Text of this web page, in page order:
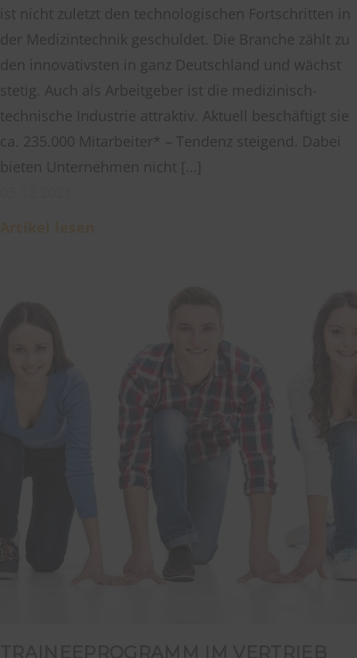
ist nicht zuletzt den technologischen Fortschritten in
der Medizintechnik geschuldet. Die Branche zählt zu
den innovativsten in ganz Deutschland und wächst
stetig. Auch als Arbeitgeber ist die medizinisch-
technische Industrie attraktiv. Aktuell beschäftigt sie
ca. 235.000 Mitarbeiter* – Tendenz steigend. Dabei
bieten Unternehmen nicht […]